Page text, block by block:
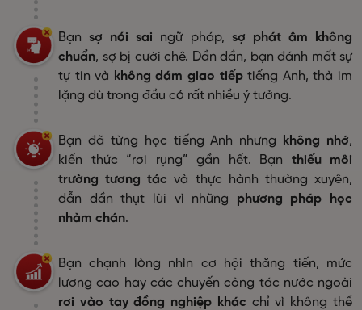
Bạnsợ nói sai ngữ pháp, sợ phát âm không
chuẩn, sợ bị cười chê. Dần dần, bạn đánh mất sự
tự tin và không dám giao tiếptiếng Anh, thà im
lặng dù trong đầu có rất nhiều ý tưởng.
Bạn đã từng học tiếng Anh nhưng không nhớ,
kiến thức “rơi rụng” gần hết. Bạn thiếu môi
trường tương tác và thực hành thường xuyên,
dẫn dần thụt lùi vì những phương pháp học
nhàm chán.
Bạn chạnh lòng nhìn cơ hội thăng tiến, mức
lương cao hay các chuyến công tác nước ngoài
rơi vào tay đồng nghiệp khác chỉ vì không thể